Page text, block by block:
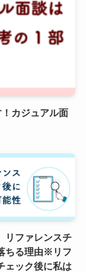
！カジュアル面
リファレンスチ
ちる理由※リフ
ェック後に私は